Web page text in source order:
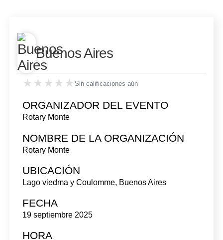
Buenos Aires
★★★★★★★★★★
Sin calificaciones aún
ORGANIZADOR DEL EVENTO
Rotary Monte
NOMBRE DE LA ORGANIZACIÓN
Rotary Monte
UBICACIÓN
Lago viedma y Coulomme, Buenos Aires
FECHA
19 septiembre 2025
HORA